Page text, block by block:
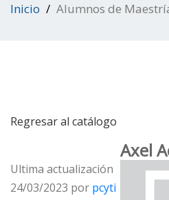
Inicio Alumnos de
Regresar al catálogo
Axel
Ultima actualización
24/03/2023 por pcyti